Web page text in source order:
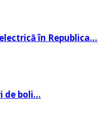
în Republica…
de boli…